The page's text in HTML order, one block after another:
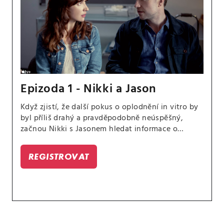
Epizoda 1 - Nikki a Jason
Když zjistí, že další pokus o oplodnění in vitro by
byl příliš drahý a pravděpodobně neúspěšný,
začnou Nikki s Jasonem hledat informace o
REGISTROVAT